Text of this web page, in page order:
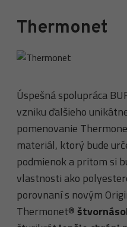
Thermonet
Úspešná spolupráca
vzniku ďalšieho
pomenovanie
materiál, ktorý bude
podmienok a pritom si
vlastnosti ako
porovnaní s novým
Thermonet®